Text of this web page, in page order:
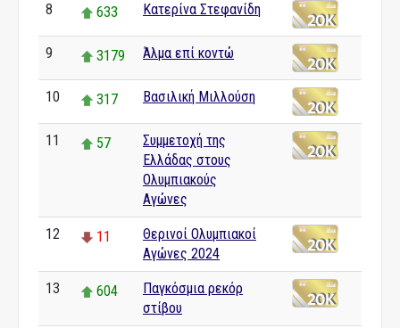
8 633 Κατερίνα Στεφανίδη
9 3179 Άλμα επί κοντώ
10 317 Βασιλική Μιλλούση
11 57
Συμμετοχή της
Ελλάδας στους
Ολυμπιακούς
Αγώνες
12 11
Θερινοί Ολυμπιακοί
Αγώνες 2024
13 604
Παγκόσμια ρεκόρ
στίβου